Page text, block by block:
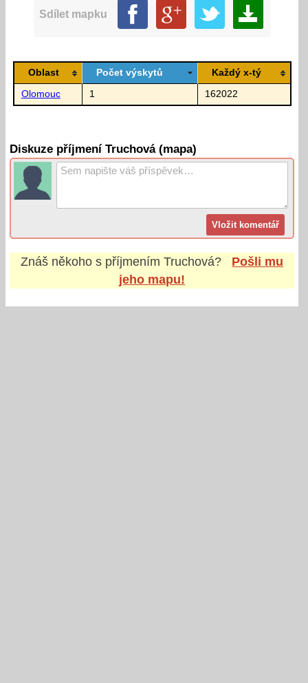
Sdílet mapku
Oblast Počet výskytů Každý x-tý
Olomouc 1 162022
Diskuze příjmení Truchová (mapa)
Znáš někoho s příjmenímTruchová?
Pošli mu
jeho mapu!